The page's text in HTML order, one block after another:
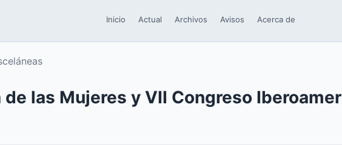
Inicio Actual Archivos Avisos Acerca de
las Mujeres y VII Congreso